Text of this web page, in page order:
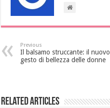
Previous
Il balsamo struccante: il nuovo
gesto di bellezza delle donne
Related Articles